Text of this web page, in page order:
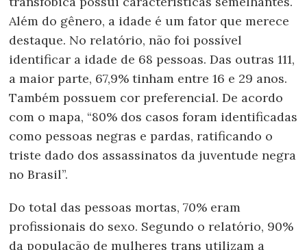
Além do gênero, a idade é um fator que merece
destaque. No relatório, não foi possível
identificar a idade de 68 pessoas. Das outras 111,
a maior parte, 67,9% tinham entre 16 e 29 anos.
Também possuem cor preferencial. De acordo
com o mapa, “80% dos casos foram identificadas
como pessoas negras e pardas, ratificando o
triste dado dos assassinatos da juventude negra
no Brasil”.
Do total das pessoas mortas, 70% eram
profissionais do sexo. Segundo o relatório, 90%
da população de mulheres trans utilizam a